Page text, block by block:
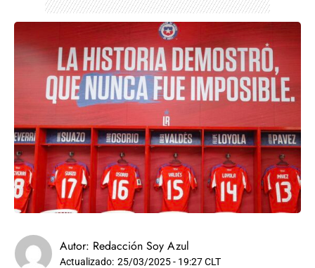
Autor: Redacción Soy Azul
Actualizado: 25/03/2025 - 19:27 CLT